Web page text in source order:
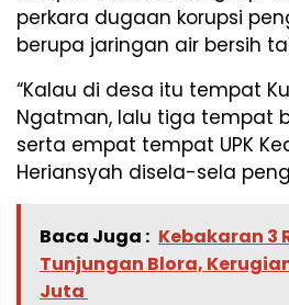
perkara dugaan korupsi
berupa jaringan air bersih
“Kalau di desa itu tempat
Ngatman, lalu tiga tempat
serta empat tempat UPK
Heriansyah disela-sela
Baca Juga : Kebakaran 3
Tunjungan Blora,
Juta